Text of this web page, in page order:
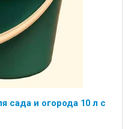
сада и огорода 10 л с